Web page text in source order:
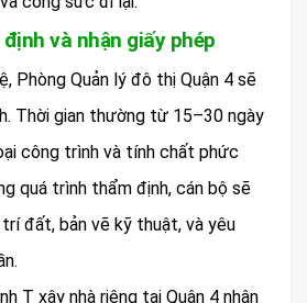
và nhận giấy phép
Phòng Quản lý đô thị Quận 4 sẽ
Thời gian thường từ 15–30 ngày
công trình và tính chất phức
quá trình thẩm định, cán bộ sẽ
đất, bản vẽ kỹ thuật, và yêu
T xây nhà riêng tại Quận 4 nhận